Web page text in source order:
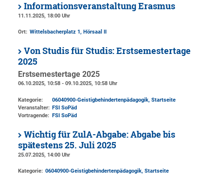
Informationsveranstaltung Erasmus
11.11.2025, 18:00 Uhr
Ort: Wittelsbacherplatz 1, Hörsaal II
Von Studis für Studis: Erstsemestertage
2025
Erstsemestertage 2025
06.10.2025, 10:58 - 09.10.2025, 10:58 Uhr
Kategorie:
06040900-Geistigbehindertenpädagogik, Startseite
Veranstalter: FSI SoPäd
Vortragende: FSI SoPäd
Wichtig für ZulA-Abgabe: Abgabe bis
spätestens 25. Juli 2025
25.07.2025, 14:00 Uhr
Kategorie: 06040900-Geistigbehindertenpädagogik, Startseite